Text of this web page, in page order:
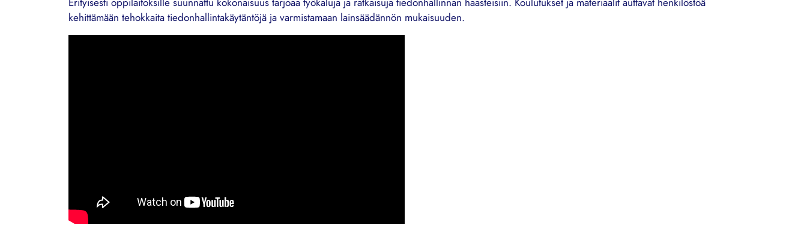
kehittämään tehokkaita tiedonhallintakäytäntöjä ja varmistamaan lainsäädännön mukaisuuden.